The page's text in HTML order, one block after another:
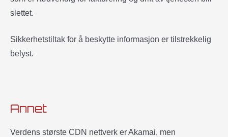
slettet.
Sikkerhetstiltak for å beskytte informasjon er tilstrekkelig
belyst.
Annet
Verdens største CDN nettverk er Akamai, men